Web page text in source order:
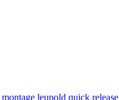
montage leupold quick release